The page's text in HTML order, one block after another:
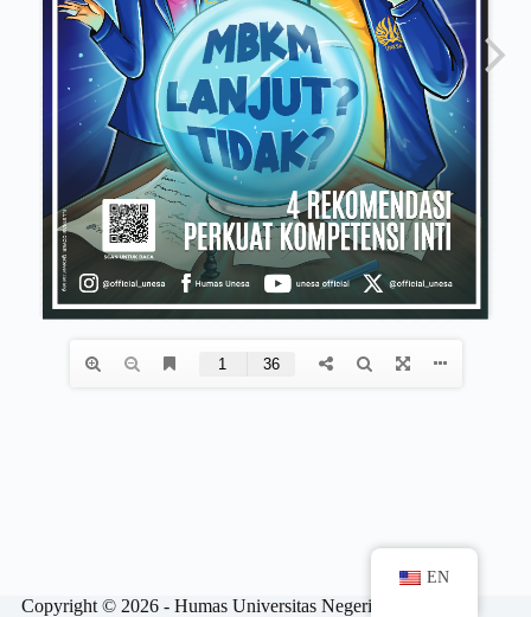
Copyright © 2026 - Humas Universitas Negeri Surabaya
EN